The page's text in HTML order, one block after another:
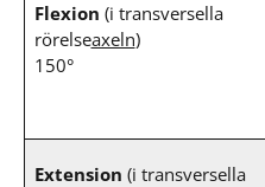
Flexion (i transversella
rörelseaxeln)
150°
Extension (i transversella